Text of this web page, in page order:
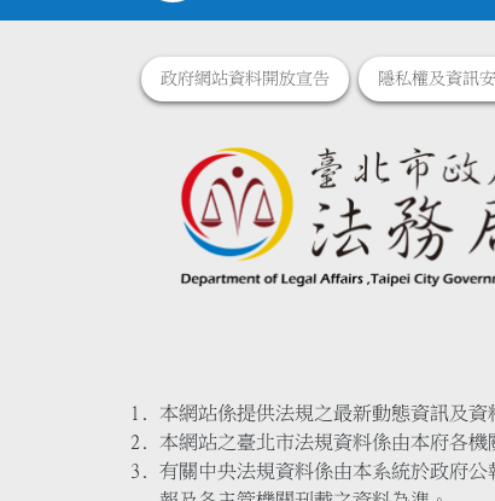
政府網站資料開放宣告 隱私權及資訊
本網站係提供法規之最新動態資訊及
本網站之臺北市法規資料係由本府各
有關中央法規資料係由本系統於政府